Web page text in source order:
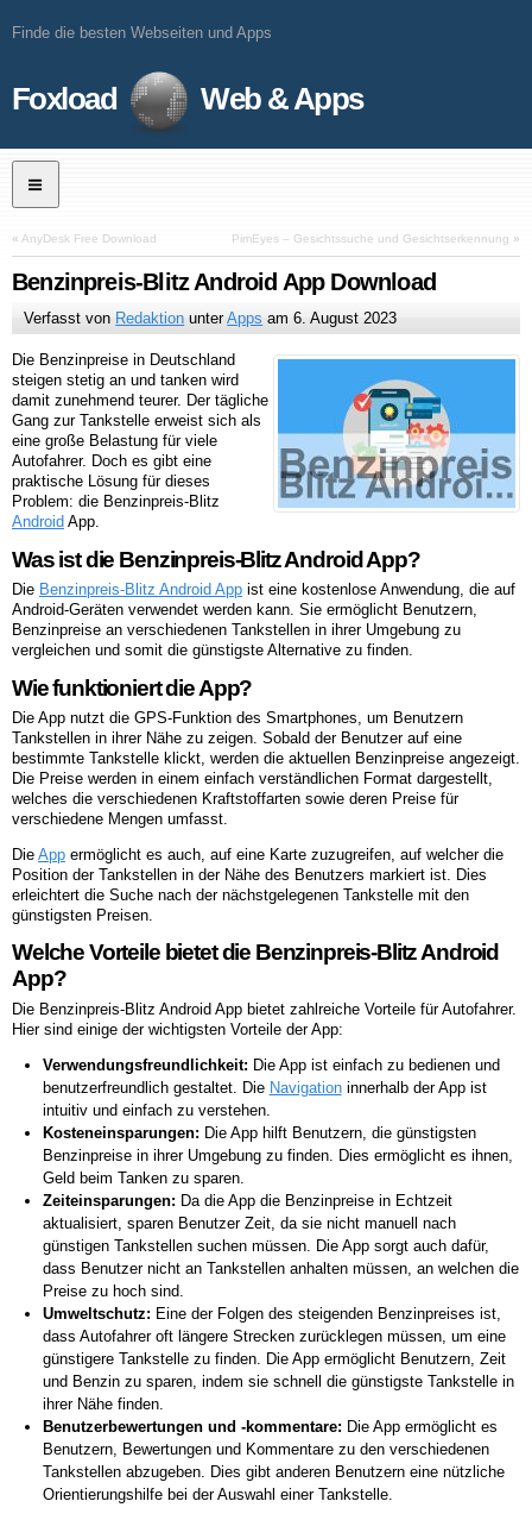
Finde die besten Webseiten und Apps
Foxload Web & Apps
« AnyDesk Free Download PimEyes – Gesichtssuche und Gesichtserkennung »
Benzinpreis-Blitz Android App Download
Verfasst von Redaktion unterApps am6. August 2023
Die Benzinpreise in Deutschland
steigen stetig an und tanken wird
damit zunehmend teurer. Der tägliche
Gang zur Tankstelle erweist sich als
eine große Belastung für viele
Autofahrer. Doch es gibt eine
praktische Lösung für dieses
Problem: die Benzinpreis-Blitz
Android App.
Was ist die Benzinpreis-Blitz Android App?
Die Benzinpreis-Blitz Android App ist eine kostenlose Anwendung, die auf
Android-Geräten verwendet werden kann. Sie ermöglicht Benutzern,
Benzinpreise an verschiedenen Tankstellen in ihrer Umgebung zu
vergleichen und somit die günstigste Alternative zu finden.
Wie funktioniert die App?
Die App nutzt die GPS-Funktion des Smartphones, um Benutzern
Tankstellen in ihrer Nähe zu zeigen. Sobald der Benutzer auf eine
bestimmte Tankstelle klickt, werden die aktuellen Benzinpreise angezeigt.
Die Preise werden in einem einfach verständlichen Format dargestellt,
welches die verschiedenen Kraftstoffarten sowie deren Preise für
verschiedene Mengen umfasst.
Die App ermöglicht es auch, auf eine Karte zuzugreifen, auf welcher die
Position der Tankstellen in der Nähe des Benutzers markiert ist. Dies
erleichtert die Suche nach der nächstgelegenen Tankstelle mit den
günstigsten Preisen.
Welche Vorteile bietet die Benzinpreis-Blitz Android
App?
Die Benzinpreis-Blitz Android App bietet zahlreiche Vorteile für Autofahrer.
Hier sind einige der wichtigsten Vorteile der App:
Verwendungsfreundlichkeit: Die App ist einfach zu bedienen und
benutzerfreundlich gestaltet. Die Navigationinnerhalb der App ist
intuitiv und einfach zu verstehen.
Kosteneinsparungen: Die App hilft Benutzern, die günstigsten
Benzinpreise in ihrer Umgebung zu finden. Dies ermöglicht es ihnen,
Geld beim Tanken zu sparen.
Zeiteinsparungen: Da die App die Benzinpreise in Echtzeit
aktualisiert, sparen Benutzer Zeit, da sie nicht manuell nach
günstigen Tankstellen suchen müssen. Die App sorgt auch dafür,
dass Benutzer nicht an Tankstellen anhalten müssen, an welchen die
Preise zu hoch sind.
Umweltschutz: Eine der Folgen des steigenden Benzinpreises ist,
dass Autofahrer oft längere Strecken zurücklegen müssen, um eine
günstigere Tankstelle zu finden. Die App ermöglicht Benutzern, Zeit
und Benzin zu sparen, indem sie schnell die günstigste Tankstelle in
ihrer Nähe finden.
Benutzerbewertungen und -kommentare: Die App ermöglicht es
Benutzern, Bewertungen und Kommentare zu den verschiedenen
Tankstellen abzugeben. Dies gibt anderen Benutzern eine nützliche
Orientierungshilfe bei der Auswahl einer Tankstelle.